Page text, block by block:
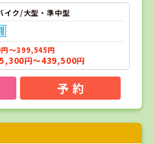
イク/大型・準中型
～399,545円
円～439,500円
予 約